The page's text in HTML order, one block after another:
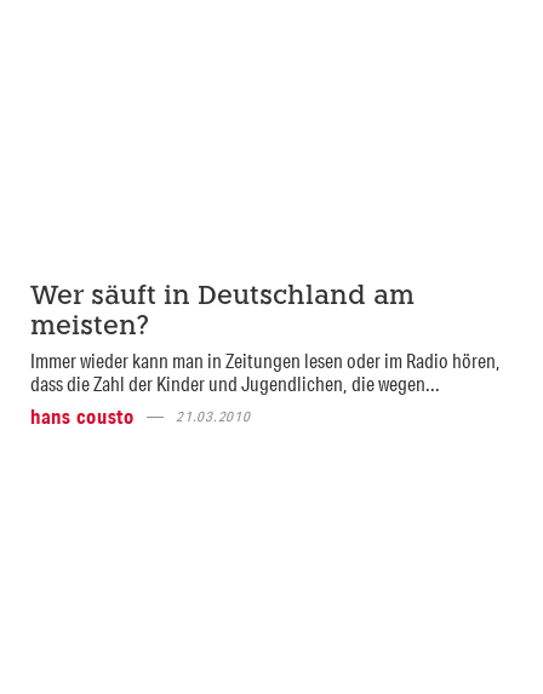
Wer säuft in Deutschland am
meisten?
Immer wieder kann man in Zeitungen lesen oder im Radio hören,
dass die Zahl der Kinder und Jugendlichen, die wegen...
hans cousto
21.03.2010